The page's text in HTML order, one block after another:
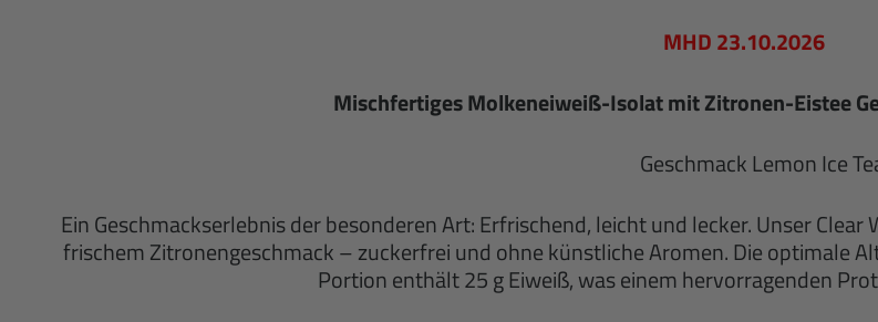
MHD 23.10.2026
Mischfertiges Molkeneiweiß-Isolat mit Zitronen-Eistee
Geschmack Lemon Ice
Ein Geschmackserlebnis der besonderen Art: Erfrischend, leicht und lecker. Unser
frischem Zitronengeschmack – zuckerfrei und ohne künstliche Aromen. Die optimale
Portion enthält 25 g Eiweiß, was einem hervorragenden